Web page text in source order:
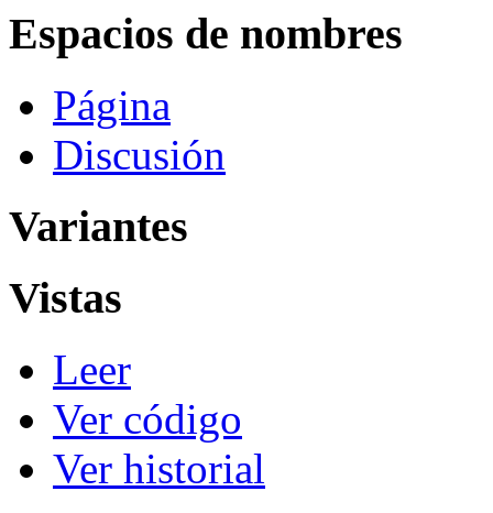
Espacios de nombres
Página
Discusión
Variantes
Vistas
Leer
Ver código
Ver historial